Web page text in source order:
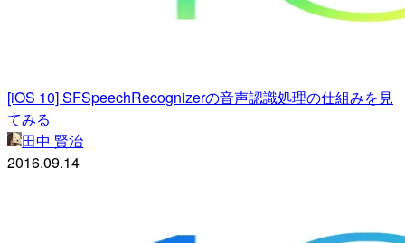
[iOS 10] SFSpeechRecognizerの音声認識処理の仕組みを見
てみる
田中 賢治
2016.09.14